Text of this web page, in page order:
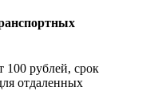
100 рублей, срок
отдаленных